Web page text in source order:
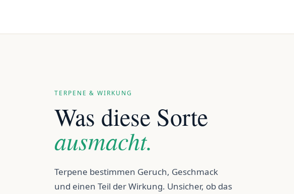
TERPENE & WIRKUNG
Was diese Sorte
ausmacht.
Terpene bestimmen Geruch, Geschmack
und einen Teil der Wirkung. Unsicher, ob das